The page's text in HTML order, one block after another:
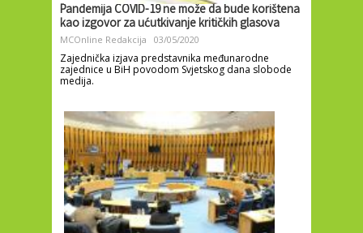
Pandemija COVID-19 ne može da bude korištena
kao izgovor za ućutkivanje kritičkih glasova
MCOnline Redakcija 03/05/2020
Zajednička izjava predstavnika međunarodne
zajednice u BiH povodom Svjetskog dana slobode
medija.